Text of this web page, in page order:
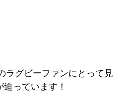
ラグビーファンにとって見
っています！